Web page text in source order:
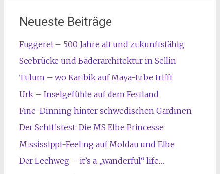
Neueste Beiträge
Fuggerei – 500 Jahre alt und zukunftsfähig
Seebrücke und Bäderarchitektur in Sellin
Tulum – wo Karibik auf Maya-Erbe trifft
Urk – Inselgefühle auf dem Festland
Fine-Dinning hinter schwedischen Gardinen
Der Schiffstest: Die MS Elbe Princesse
Mississippi-Feeling auf Moldau und Elbe
Der Lechweg – it’s a „wanderful“ life…